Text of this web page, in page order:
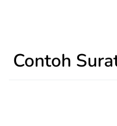
Contoh